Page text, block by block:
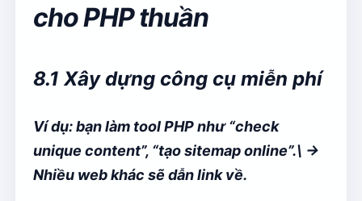
cho PHP thuần
8.1 Xây dựng công cụ miễn phí
Ví dụ: bạn làm tool PHP như “check
unique content”, “tạo sitemap online”.\ →
Nhiều web khác sẽ dẫn link về.